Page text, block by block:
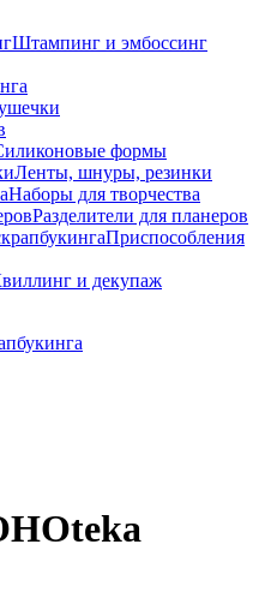
Штампинг и эмбоссинг
формы
Ленты, шнуры, резинки
Наборы для творчества
Разделители для планеров
Приспособления
и декупаж